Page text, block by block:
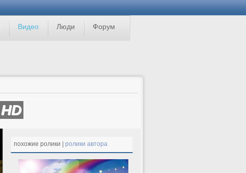
Видео Люди Форум
HD
похожие ролики | ролики автора